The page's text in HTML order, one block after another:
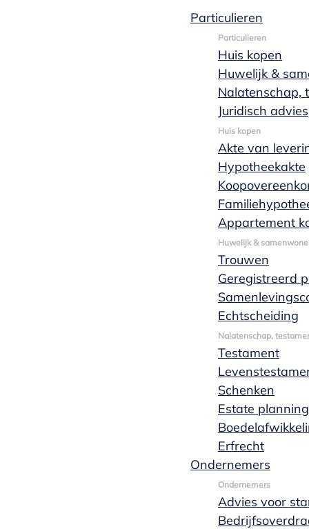
Particulieren
Particulieren
Huis kopen
Huwelijk &
Nalatenschap,
Juridisch advies
Huis kopen
Akte van
Hypotheekakte
Appartement
Huwelijk &
Trouwen
Geregistreerd
Echtscheiding
Nalatenschap,
Testament
Schenken
Estate planning
Erfrecht
Ondernemers
Ondernemers
Advies voor
Bekijk het hele team